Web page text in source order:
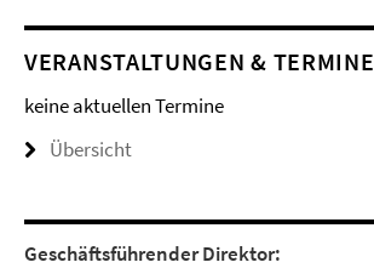
VERANSTALTUNGEN & TERMINE
keine aktuellen Termine
Übersicht
Geschäftsführender Direktor: